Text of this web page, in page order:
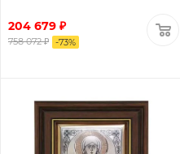
204 679 ₽
758 072 ₽ -73%